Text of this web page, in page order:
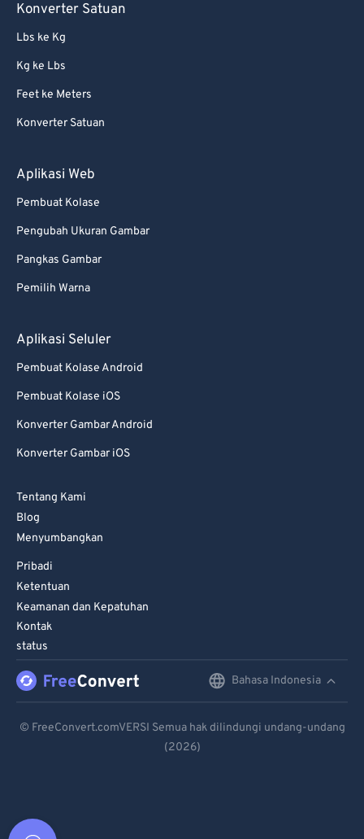
Konverter Satuan
Lbs ke Kg
Kg ke Lbs
Feet ke Meters
Konverter Satuan
Aplikasi Web
Pembuat Kolase
Pengubah Ukuran Gambar
Pangkas Gambar
Pemilih Warna
Aplikasi Seluler
Pembuat Kolase Android
Pembuat Kolase iOS
Konverter Gambar Android
Konverter Gambar iOS
Tentang Kami
Blog
Menyumbangkan
Pribadi
Ketentuan
Keamanan dan Kepatuhan
Kontak
status
Bahasa Indonesia
Español
© FreeConvert.comVERSI Semua hak dilindungi undang-undang
(2026)